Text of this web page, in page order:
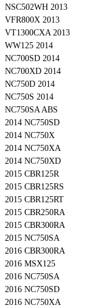
NSC502WH 2013
VFR800X 2013
VT1300CXA 2013
WW125 2014
NC700SD 2014
NC700XD 2014
NC750D 2014
NC750S 2014
NC750SA ABS
2014 NC750SD
2014 NC750X
2014 NC750XA
2014 NC750XD
2015 CBR125R
2015 CBR125RS
2015 CBR125RT
2015 CBR250RA
2015 CBR300RA
2015 NC750SA
2016 CBR300RA
2016 MSX125
2016 NC750SA
2016 NC750SD
2016 NC750XA